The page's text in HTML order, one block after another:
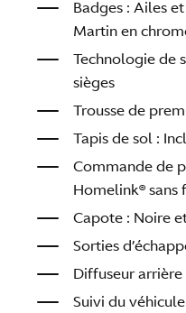
Badges : Ailes
Martin en
Technologie de
sièges
Trousse de
Tapis de sol :
Commande de
Homelink® sans
Capote : Noire
Sorties
Diffuseur
Suivi du